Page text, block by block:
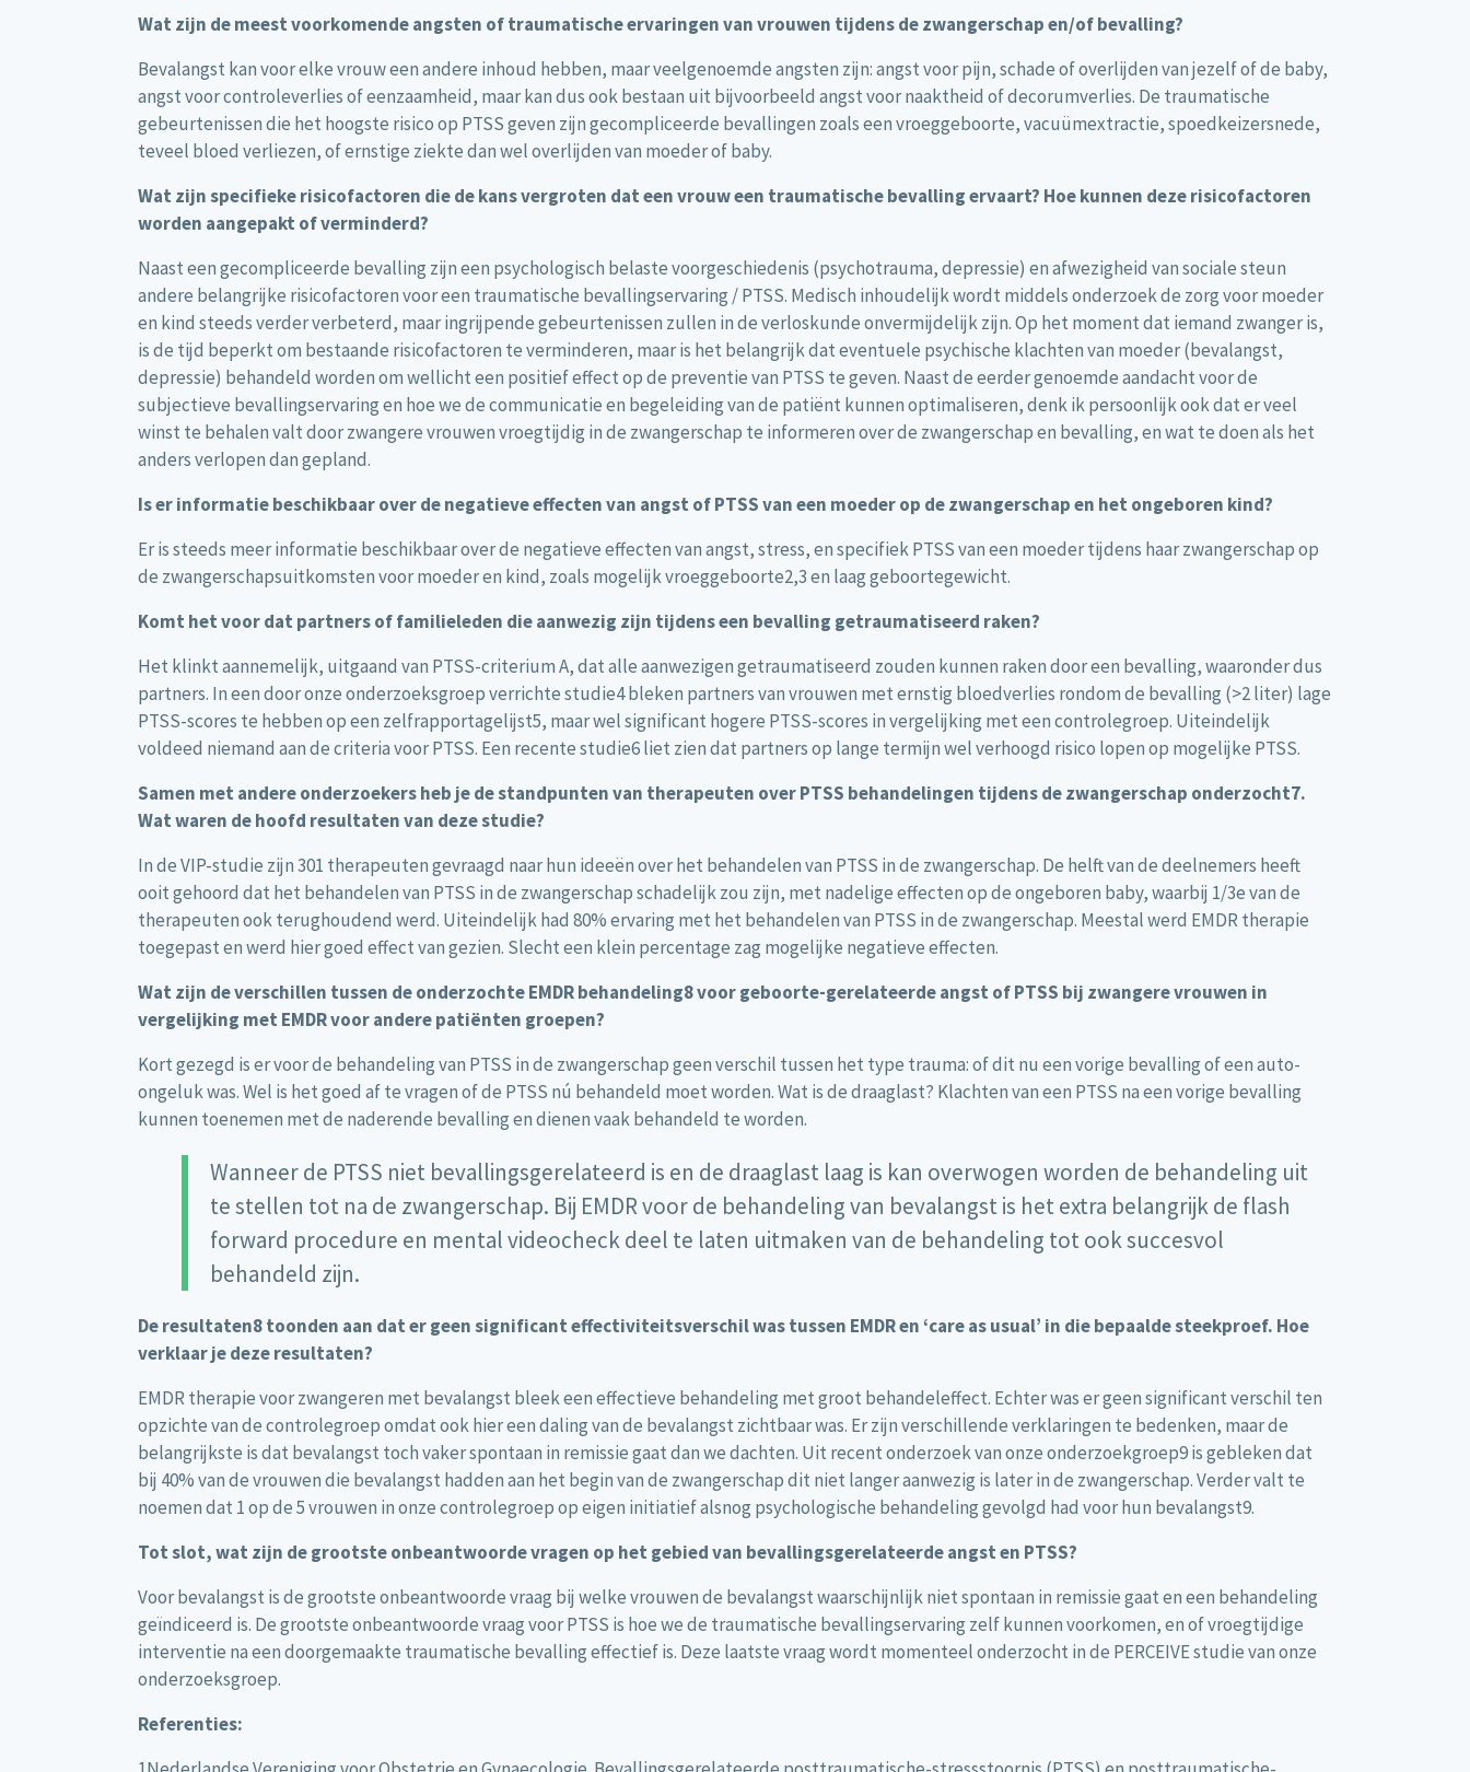
Wat zijn de meest voorkomende angsten of traumatische ervaringen van vrouwen tijdens de zwangerschap en/of bevalling?
Bevalangst kan voor elke vrouw een andere inhoud hebben, maar veelgenoemde angsten zijn: angst voor pijn, schade of overlijden van jezelf of de baby,
angst voor controleverlies of eenzaamheid, maar kan dus ook bestaan uit bijvoorbeeld angst voor naaktheid of decorumverlies. De traumatische
gebeurtenissen die het hoogste risico op PTSS geven zijn gecompliceerde bevallingen zoals een vroeggeboorte, vacuümextractie, spoedkeizersnede,
teveel bloed verliezen, of ernstige ziekte dan wel overlijden van moeder of baby.
Wat zijn specifieke risicofactoren die de kans vergroten dat een vrouw een traumatische bevalling ervaart? Hoe kunnen deze risicofactoren
worden aangepakt of verminderd?
Naast een gecompliceerde bevalling zijn een psychologisch belaste voorgeschiedenis (psychotrauma, depressie) en afwezigheid van sociale steun
andere belangrijke risicofactoren voor een traumatische bevallingservaring / PTSS. Medisch inhoudelijk wordt middels onderzoek de zorg voor moeder
en kind steeds verder verbeterd, maar ingrijpende gebeurtenissen zullen in de verloskunde onvermijdelijk zijn. Op het moment dat iemand zwanger is,
is de tijd beperkt om bestaande risicofactoren te verminderen, maar is het belangrijk dat eventuele psychische klachten van moeder (bevalangst,
depressie) behandeld worden om wellicht een positief effect op de preventie van PTSS te geven. Naast de eerder genoemde aandacht voor de
subjectieve bevallingservaring en hoe we de communicatie en begeleiding van de patiënt kunnen optimaliseren, denk ik persoonlijk ook dat er veel
winst te behalen valt door zwangere vrouwen vroegtijdig in de zwangerschap te informeren over de zwangerschap en bevalling, en wat te doen als het
anders verlopen dan gepland.
Is er informatie beschikbaar over de negatieve effecten van angst of PTSS van een moeder op de zwangerschap en het ongeboren kind?
Er is steeds meer informatie beschikbaar over de negatieve effecten van angst, stress, en specifiek PTSS van een moeder tijdens haar zwangerschap op
de zwangerschapsuitkomsten voor moeder en kind, zoals mogelijk vroeggeboorte2,3 en laag geboortegewicht.
Komt het voor dat partners of familieleden die aanwezig zijn tijdens een bevalling getraumatiseerd raken?
Het klinkt aannemelijk, uitgaand van PTSS-criterium A, dat alle aanwezigen getraumatiseerd zouden kunnen raken door een bevalling, waaronder dus
partners. In een door onze onderzoeksgroep verrichte studie4 bleken partners van vrouwen met ernstig bloedverlies rondom de bevalling (>2 liter) lage
PTSS-scores te hebben op een zelfrapportagelijst5, maar wel significant hogere PTSS-scores in vergelijking met een controlegroep. Uiteindelijk
voldeed niemand aan de criteria voor PTSS. Een recente studie6 liet zien dat partners op lange termijn wel verhoogd risico lopen op mogelijke PTSS.
Samen met andere onderzoekers heb je de standpunten van therapeuten over PTSS behandelingen tijdens de zwangerschap onderzocht7.
Wat waren de hoofd resultaten van deze studie?
In de VIP-studie zijn 301 therapeuten gevraagd naar hun ideeën over het behandelen van PTSS in de zwangerschap. De helft van de deelnemers heeft
ooit gehoord dat het behandelen van PTSS in de zwangerschap schadelijk zou zijn, met nadelige effecten op de ongeboren baby, waarbij 1/3e van de
therapeuten ook terughoudend werd. Uiteindelijk had 80% ervaring met het behandelen van PTSS in de zwangerschap. Meestal werd EMDR therapie
toegepast en werd hier goed effect van gezien. Slecht een klein percentage zag mogelijke negatieve effecten.
Wat zijn de verschillen tussen de onderzochte EMDR behandeling8 voor geboorte-gerelateerde angst of PTSS bij zwangere vrouwen in
vergelijking met EMDR voor andere patiënten groepen?
Kort gezegd is er voor de behandeling van PTSS in de zwangerschap geen verschil tussen het type trauma: of dit nu een vorige bevalling of een auto-
ongeluk was. Wel is het goed af te vragen of de PTSS nú behandeld moet worden. Wat is de draaglast? Klachten van een PTSS na een vorige bevalling
kunnen toenemen met de naderende bevalling en dienen vaak behandeld te worden.
Wanneer de PTSS niet bevallingsgerelateerd is en de draaglast laag is kan overwogen worden de behandeling uit
te stellen tot na de zwangerschap. Bij EMDR voor de behandeling van bevalangst is het extra belangrijk de flash
forward procedure en mental videocheck deel te laten uitmaken van de behandeling tot ook succesvol
behandeld zijn.
De resultaten8 toonden aan dat er geen significant effectiviteitsverschil was tussen EMDR en ‘care as usual’ in die bepaalde steekproef. Hoe
verklaar je deze resultaten?
EMDR therapie voor zwangeren met bevalangst bleek een effectieve behandeling met groot behandeleffect. Echter was er geen significant verschil ten
opzichte van de controlegroep omdat ook hier een daling van de bevalangst zichtbaar was. Er zijn verschillende verklaringen te bedenken, maar de
belangrijkste is dat bevalangst toch vaker spontaan in remissie gaat dan we dachten. Uit recent onderzoek van onze onderzoekgroep9 is gebleken dat
bij 40% van de vrouwen die bevalangst hadden aan het begin van de zwangerschap dit niet langer aanwezig is later in de zwangerschap. Verder valt te
noemen dat 1 op de 5 vrouwen in onze controlegroep op eigen initiatief alsnog psychologische behandeling gevolgd had voor hun bevalangst9.
Tot slot, wat zijn de grootste onbeantwoorde vragen op het gebied van bevallingsgerelateerde angst en PTSS?
Voor bevalangst is de grootste onbeantwoorde vraag bij welke vrouwen de bevalangst waarschijnlijk niet spontaan in remissie gaat en een behandeling
geïndiceerd is. De grootste onbeantwoorde vraag voor PTSS is hoe we de traumatische bevallingservaring zelf kunnen voorkomen, en of vroegtijdige
interventie na een doorgemaakte traumatische bevalling effectief is. Deze laatste vraag wordt momenteel onderzocht in de PERCEIVE studie van onze
onderzoeksgroep.
Referenties: